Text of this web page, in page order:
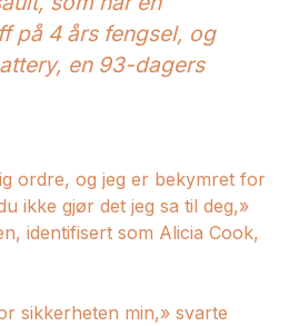
på 4 års fengsel, og
en 93-dagers
ordre, og jeg er bekymret for
ikke gjør det jeg sa til deg,»
identifisert som Alicia Cook,
sikkerheten min,» svarte